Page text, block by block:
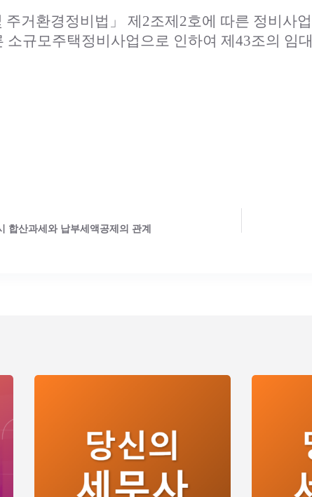
주거환경정비법」 제2조제2호에 따른 정비사
소규모주택정비사업으로 인하여 제43조의 임
합산과세와 납부세액공제의 관계